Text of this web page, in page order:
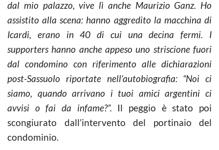
dal mio palazzo, vive lì anche Maurizio Ganz. Ho
assistito alla scena: hanno aggredito la macchina di
Icardi, erano in 40 di cui una decina fermi. I
supporters hanno anche appeso uno striscione fuori
dal condomino con riferimento alle dichiarazioni
post-Sassuolo riportate nell’autobiografia: “Noi ci
siamo, quando arrivano i tuoi amici argentini ci
avvisi o fai da infame?”. Il peggio è stato poi
scongiurato dall’intervento del portinaio del
condominio.